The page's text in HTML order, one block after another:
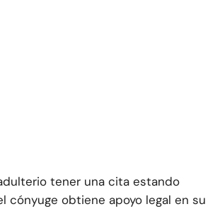
tener una cita estando
cónyuge obtiene apoyo legal en su